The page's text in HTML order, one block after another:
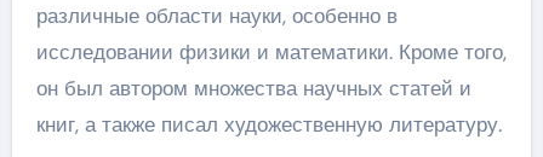
различные области науки, особенно в
исследовании физики и математики. Кроме того,
он был автором множества научных статей и
книг, а также писал художественную литературу.